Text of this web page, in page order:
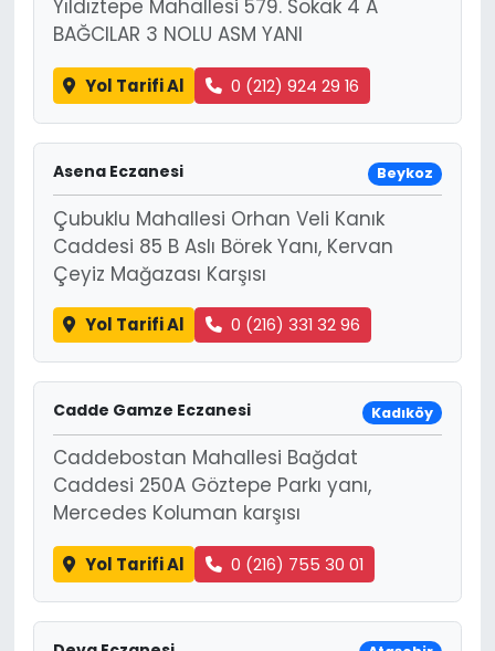
Yıldıztepe Mahallesi 579. Sokak 4 A
BAĞCILAR 3 NOLU ASM YANI
Yol Tarifi Al 0 (212) 924 29 16
Asena Eczanesi Beykoz
Çubuklu Mahallesi Orhan Veli Kanık
Caddesi 85 B Aslı Börek Yanı, Kervan
Çeyiz Mağazası Karşısı
Yol Tarifi Al 0 (216) 331 32 96
Cadde Gamze Eczanesi Kadıköy
Caddebostan Mahallesi Bağdat
Caddesi 250A Göztepe Parkı yanı,
Mercedes Koluman karşısı
Yol Tarifi Al 0 (216) 755 30 01